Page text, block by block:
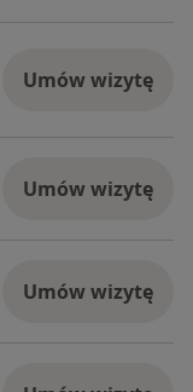
Umów wizytę
Umów wizytę
Umów wizytę